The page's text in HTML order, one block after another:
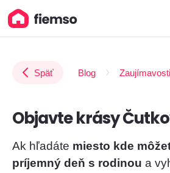
Späť Blog Zaujímavosti
Objavte krásy
Ak hľadáte miesto kde
príjemný deň s rodinou a